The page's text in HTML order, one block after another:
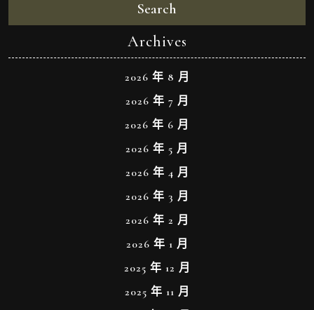
Search
Archives
2026 年 8 月
2026 年 7 月
2026 年 6 月
2026 年 5 月
2026 年 4 月
2026 年 3 月
2026 年 2 月
2026 年 1 月
2025 年 12 月
2025 年 11 月